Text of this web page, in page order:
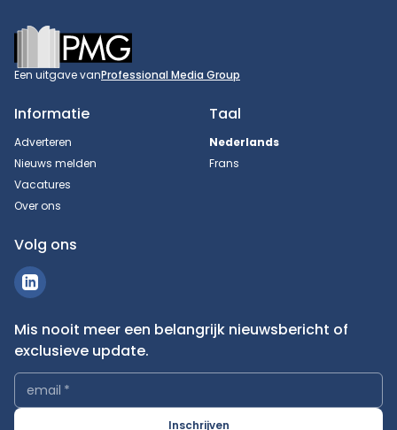
Footer
Een uitgave vanProfessional Media Group
Informatie
Adverteren
Nieuws melden
Vacatures
Over ons
Taal
Nederlands
Frans
Volg ons
Mis nooit meer een belangrijk nieuwsbericht of
exclusieve update.
email *
Inschrijven